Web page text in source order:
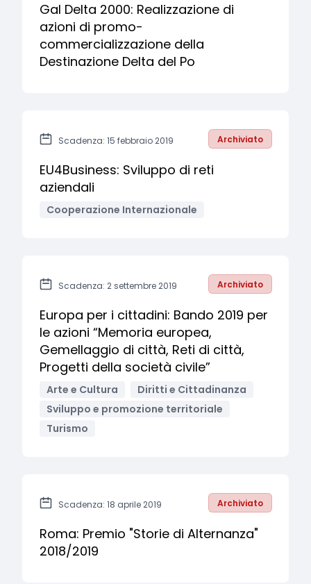
Gal Delta 2000: Realizzazione di
azioni di promo-
commercializzazione della
Destinazione Delta del Po
Scadenza: 15 febbraio 2019 Archiviato
EU4Business: Sviluppo di reti
aziendali
Cooperazione Internazionale
Scadenza: 2 settembre 2019 Archiviato
Europa per i cittadini: Bando 2019 per
le azioni “Memoria europea,
Gemellaggio di città, Reti di città,
Progetti della società civile”
Arte e Cultura
Diritti e Cittadinanza
Sviluppo e promozione territoriale
Turismo
Scadenza: 18 aprile 2019 Archiviato
Roma: Premio "Storie di Alternanza"
2018/2019